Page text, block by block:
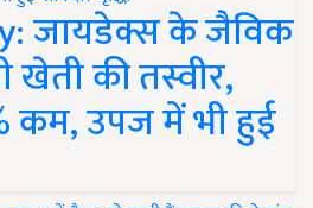
जायडेक्स के जैविक
खेती की तस्वीर,
कम, उपज में भी हुई